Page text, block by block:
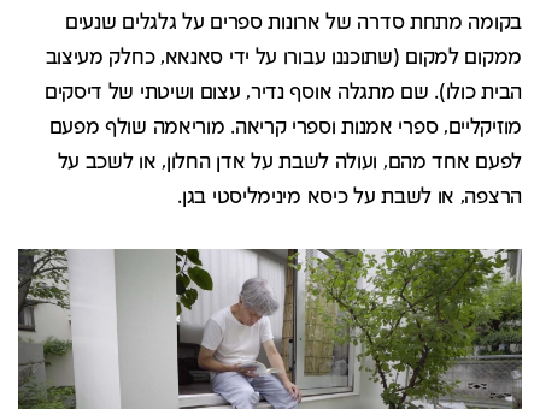
בקומה מתחת סדרה של ארונות ספרים על גלגלים שנעים
ממקום למקום (שתוכננו עבורו על ידי סאנאא, כחלק מעיצוב
הבית כולו). שם מתגלה אוסף נדיר, עצום ושיטתי של דיסקים
מוזיקליים, ספרי אמנות וספרי קריאה. מוריאמה שולף מפעם
לפעם אחד מהם, ועולה לשבת על אדן החלון, או לשכב על
הרצפה, או לשבת על כיסא מינימליסטי בגן.